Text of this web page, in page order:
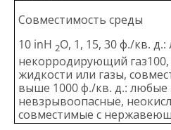
Совместимость среды
10 inH 2O, 1, 15, 30 ф./кв. д.:
некорродирующий
жидкости или газы,
выше 1000 ф./кв. д.: любые
невзрывоопасные,
совместимые с